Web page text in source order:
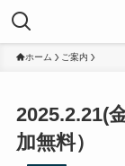
ホーム ご案内
2025.2.21(
加無料）